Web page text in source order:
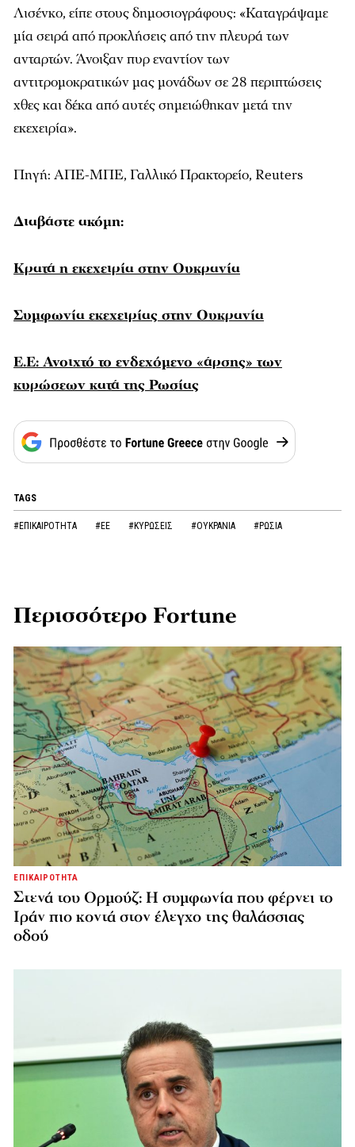
Λισένκο, είπε στους δημοσιογράφους: «Καταγράψαμε
μία σειρά από προκλήσεις από την πλευρά των
ανταρτών. Άνοιξαν πυρ εναντίον των
αντιτρομοκρατικών μας μονάδων σε 28 περιπτώσεις
χθες και δέκα από αυτές σημειώθηκαν μετά την
εκεχειρία».
Πηγή: ΑΠΕ-ΜΠΕ, Γαλλικό Πρακτορείο, Reuters
Διαβάστε ακόμη:
Κρατά η εκεχειρία στην Ουκρανία
Συμφωνία εκεχειρίας στην Ουκρανία
Ε.Ε: Ανοιχτό το ενδεχόμενο «άρσης» των
κυρώσεων κατά της Ρωσίας
TAGS
#ΕΠΙΚΑΙΡΟΤΗΤΑ #ΕΕ #ΚΥΡΩΣΕΙΣ #ΟΥΚΡΑΝΙΑ #ΡΩΣΙΑ
Περισσότερο Fortune
ΕΠΙΚΑΙΡΟΤΗΤΑ
Στενά του Ορμούζ: Η συμφωνία που φέρνει το
Ιράν πιο κοντά στον έλεγχο της θαλάσσιας
οδού